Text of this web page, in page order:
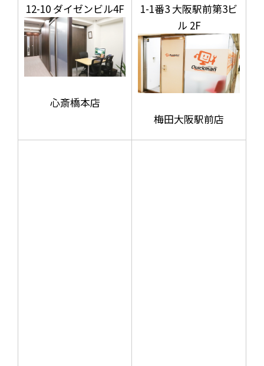
12-10 ダイゼンビル4F
心斎橋本店
1-1番3 大阪駅前第3ビ
ル 2F
梅田大阪駅前店